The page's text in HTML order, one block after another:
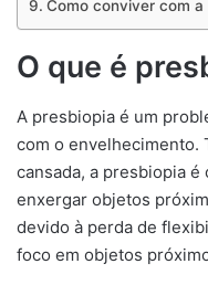
Como conviver com a
O que é
A presbiopia é um
com o envelhecimento.
cansada, a presbiopia
enxergar objetos
devido à perda de
foco em objetos